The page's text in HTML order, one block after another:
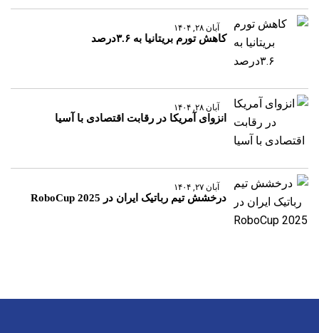
آبان ۲۸, ۱۴۰۴
کاهش تورم بریتانیا به ۳.۶درصد
آبان ۲۸, ۱۴۰۴
انزوای آمریکا در رقابت اقتصادی با آسیا
آبان ۲۷, ۱۴۰۴
درخشش تیم رباتیک ایران در RoboCup 2025